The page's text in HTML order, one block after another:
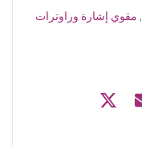
, مقوي إشارة وراوترات